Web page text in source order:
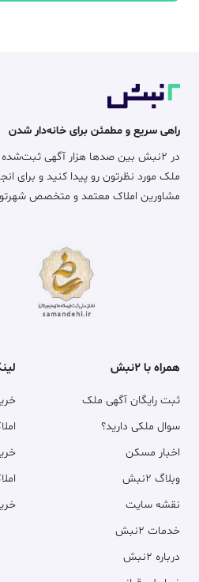
راهی سریع و مطمئن برای خانه‌دار شدن
در ۲نبش بین صدها هزار آگهی
ملک مورد نظرتون رو پیدا کنید و برای
مشاورین املاک معتمد و متخصص
همراه با ۲نبش
ثبت رایگان آگهی ملک
سوال ملکی دارید؟
اخبار مسکن
وبلاگ ۲نبش
نقشه سایت
خدمات ۲نبش
درباره ۲نبش